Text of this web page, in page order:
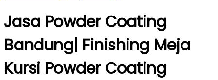
Jasa Powder Coating
Bandung| Finishing Meja
Kursi Powder Coating